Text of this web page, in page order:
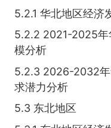
5.2.1 华北地区经济
5.2.2 2021-2025年
模分析
5.2.3 2026-2032年
求潜力分析
5.3 东北地区